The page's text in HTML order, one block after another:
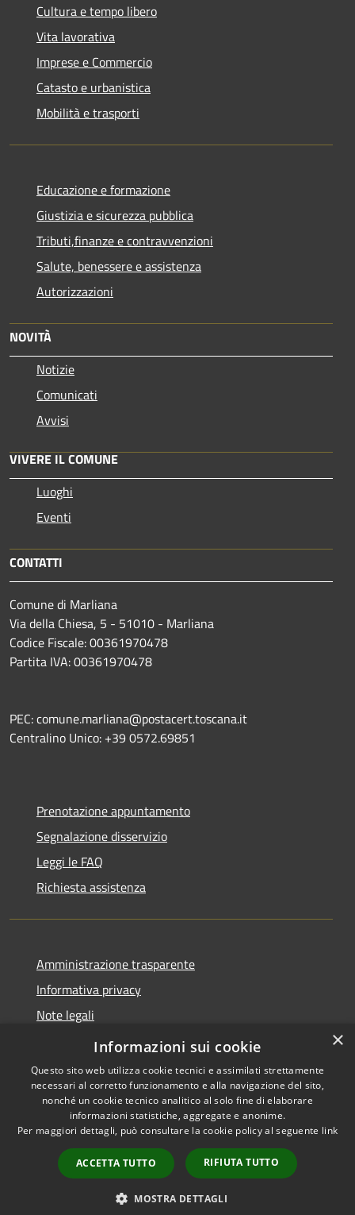
Cultura e tempo libero
Vita lavorativa
Imprese e Commercio
Catasto e urbanistica
Mobilità e trasporti
Educazione e formazione
Giustizia e sicurezza pubblica
Tributi,finanze e contravvenzioni
Salute, benessere e assistenza
Autorizzazioni
NOVITÀ
Notizie
Comunicati
Avvisi
VIVERE IL COMUNE
Luoghi
Eventi
CONTATTI
Comune di Marliana
Via della Chiesa, 5 - 51010 - Marliana
Codice Fiscale: 00361970478
Partita IVA: 00361970478
PEC: comune.marliana@postacert.toscana.it
Centralino Unico: +39 0572.69851
Prenotazione appuntamento
Segnalazione disservizio
Leggi le FAQ
Richiesta assistenza
Amministrazione trasparente
Informativa privacy
Note legali
Dichiarazione di accessibilità
Accessibilità
Copyright © 2026 • Comune di
Marliana • Powered by
Municipium•
Accesso
redazione
×
Informazioni sui cookie
Questo sito web utilizza cookie tecnici e assimilati strettamente
necessari al corretto funzionamento e alla navigazione del sito,
nonché un cookie tecnico analitico al solo fine di elaborare
informazioni statistiche, aggregate e anonime.
Per maggiori dettagli, può consultare la cookie policy al seguente link
ACCETTA TUTTO RIFIUTA TUTTO
MOSTRA DETTAGLI